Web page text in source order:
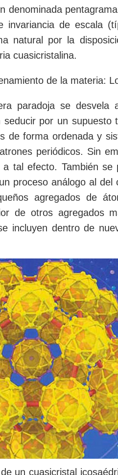
denominada
invariancia de escala
natural por la
cuasicristalina.
de la materia:
paradoja se desvela
seducir por un
de forma ordenada y
periódicos. Sin
tal efecto. También
proceso análogo al
agregados de
de otros agregados
incluyen dentro de
un cuasicristal